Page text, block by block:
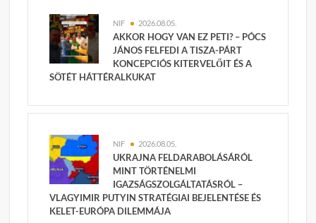
NIF 2026.08.05.
AKKOR HOGY VAN EZ PETI? – PÓCS
JÁNOS FELFEDI A TISZA-PÁRT
KONCEPCIÓS KITERVELŐIT ÉS A
SÖTÉT HÁTTÉRALKUKAT
NIF 2026.08.05.
UKRAJNA FELDARABOLÁSÁRÓL
MINT TÖRTÉNELMI
IGAZSÁGSZOLGÁLTATÁSRÓL –
VLAGYIMIR PUTYIN STRATÉGIAI BEJELENTÉSE ÉS
KELET-EURÓPA DILEMMÁJA